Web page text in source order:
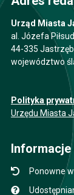
Urząd Miasta
al. Józefa
44-335
województwo
Polityka
Urzędu Miasta
Ponowne